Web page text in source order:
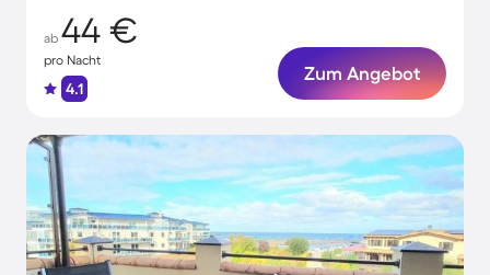
ab 44 €
pro Nacht
4.1
Zum Angebot